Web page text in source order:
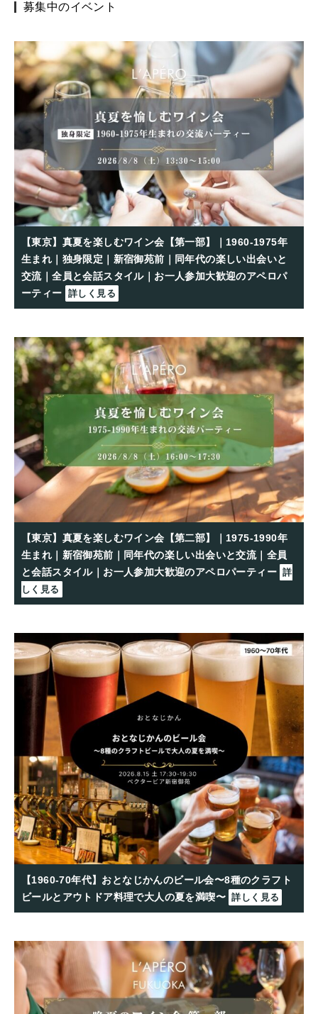
募集中のイベント
【東京】真夏を楽しむワイン会【第一部】｜1960-1975年
生まれ｜独身限定｜新宿御苑前｜同年代の楽しい出会いと
交流｜全員と会話スタイル｜お一人参加大歓迎のアペロパ
ーティー 詳しく見る
【東京】真夏を楽しむワイン会【第二部】｜1975-1990年
生まれ｜新宿御苑前｜同年代の楽しい出会いと交流｜全員
と会話スタイル｜お一人参加大歓迎のアペロパーティー 詳
しく見る
【1960-70年代】おとなじかんのビール会〜8種のクラフト
ビールとアウトドア料理で大人の夏を満喫〜 詳しく見る